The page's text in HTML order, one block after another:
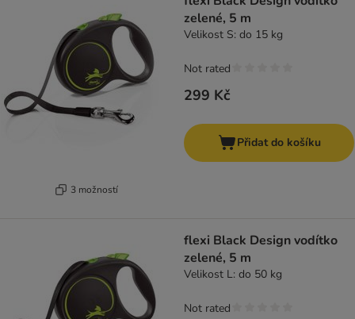
3 možností
zelené, 5 m
Velikost S: do 15 kg
299 Kč
Not rated
Přidat do košíku
flexi Black Design vodítko
zelené, 5 m
Velikost L: do 50 kg
Not rated